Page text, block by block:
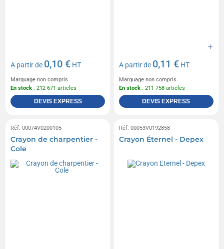
A partir de 0,10 € HT
Marquage non compris
En stock : 212 671 articles
DEVIS EXPRESS
A partir de 0,11 € HT
Marquage non compris
En stock : 211 758 articles
DEVIS EXPRESS
Réf. 00074V0200105
Crayon de charpentier -
Cole
Réf. 00053V0192858
Crayon Éternel - Depex